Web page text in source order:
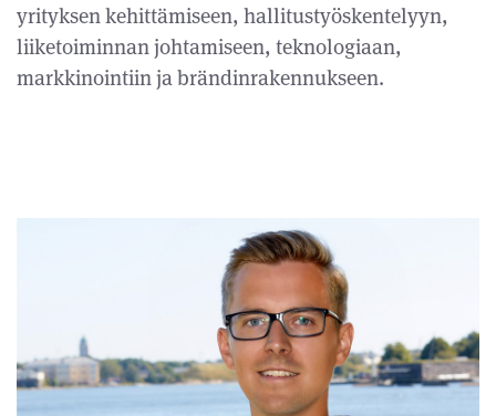
yrityksen kehittämiseen, hallitustyöskentelyyn,
liiketoiminnan johtamiseen, teknologiaan,
markkinointiin ja brändinrakennukseen.